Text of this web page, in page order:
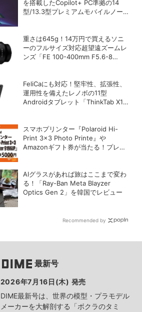
を搭載したCopilot+ PC準拠の14
型/13.3型プレミアムモバイルノート
重さは645g！14万円で買えるソニ
ーのフルサイズ対応超望遠ズームレ
ンズ「FE 100-400mm F5.6-8
FeliCaにも対応！堅牢性、拡張性、
運用性を備えたレノボの11型
Androidタブレット「ThinkTab X11
スマホプリンター『Polaroid Hi-
Print 3×3 Photo Printe』や
Amazonギフト券が当たる！プレゼ
AIグラスがあれば旅はここまで変わ
る！「Ray-Ban Meta Blayzer
Optics Gen 2」を韓国でレビュー
Recommended by
最新号
2026年7月16日(木) 発売
DIME最新号は、世界の模型・プラモデル
メーカーを大解剖する「ボクラのタミ